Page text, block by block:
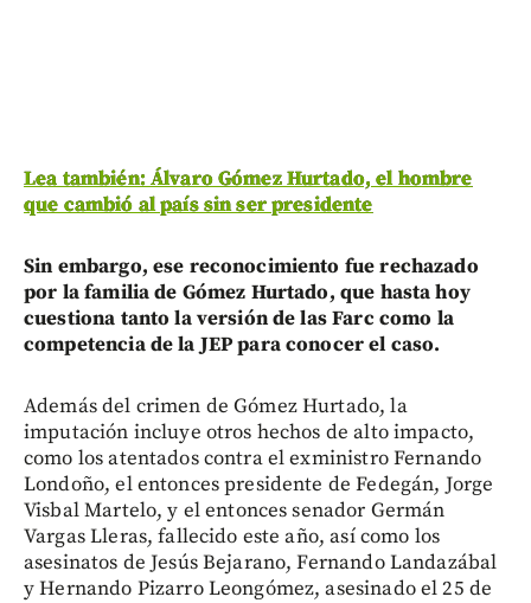
Lea también: Álvaro Gómez Hurtado, el hombre
que cambió al país sin ser presidente
Sin embargo, ese reconocimiento fue rechazado
por la familia de Gómez Hurtado, que hasta hoy
cuestiona tanto la versión de las Farc como la
competencia de la JEP para conocer el caso.
Además del crimen de Gómez Hurtado, la
imputación incluye otros hechos de alto impacto,
como los atentados contra el exministro Fernando
Londoño, el entonces presidente de Fedegán, Jorge
Visbal Martelo, y el entonces senador Germán
Vargas Lleras, fallecido este año, así como los
asesinatos de Jesús Bejarano, Fernando Landazábal
y Hernando Pizarro Leongómez, asesinado el 25 de